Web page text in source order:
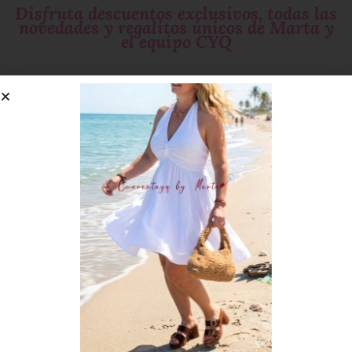
Disfruta descuentos exclusivos, todas las
novedades y regalitos únicos de Marta y
el equipo CYQ
Si te gustan las
sorpresas
suscríbete!
¡SUSCRÍBETE AHORA!
Aviso Legaly acepto la Política de Privacidad.
Cumpleaños ;)